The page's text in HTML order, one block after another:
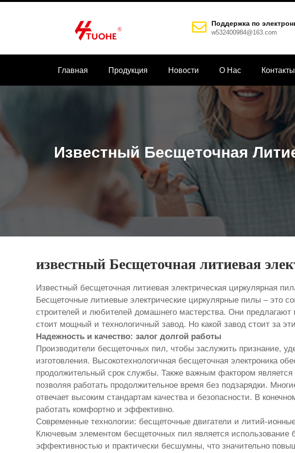
Поддержка по
w532400984@163.com
Главная Продукция Новости О Hас Контакты
Известный Бесщеточная
известный Бесщеточная литиевая
Известный бесщеточная литиевая электрическая циркулярная
Бесщеточные литиевые электрические циркулярные пилы – это
строителей и любителей домашнего мастерства. Они
стоит мощный и технологичный завод. Но какой завод стоит за
Надежность и качество: залог долгой работы
Производители бесщеточных пил, чтобы заслужить признание,
изготовления. Высокотехнологичная бесщеточная электроника
продолжительный срок службы. Также важным фактором
позволяя работать продолжительное время без подзарядки.
отвечает высоким стандартам качества и безопасности. В
работать комфортно и эффективно.
Современные технологии: бесщеточные двигатели и литий-
Ключевым элементом бесщеточных пил является
эффективностью и практически бесшумны, что значительно